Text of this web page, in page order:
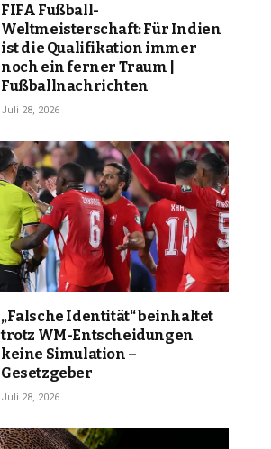
FIFA Fußball-
Weltmeisterschaft: Für Indien
ist die Qualifikation immer
noch ein ferner Traum |
Fußballnachrichten
Juli 28, 2026
„Falsche Identität“ beinhaltet
trotz WM-Entscheidungen
keine Simulation –
Gesetzgeber
Juli 28, 2026